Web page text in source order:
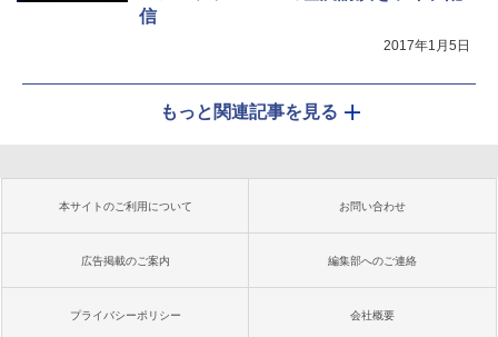
信
2017年1月5日
もっと関連記事を見る
本サイトのご利用について お問い合わせ
広告掲載のご案内 編集部へのご連絡
プライバシーポリシー 会社概要